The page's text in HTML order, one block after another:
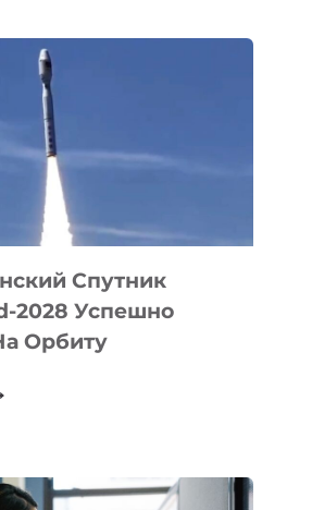
Спутник
2028 Успешно
Орбиту